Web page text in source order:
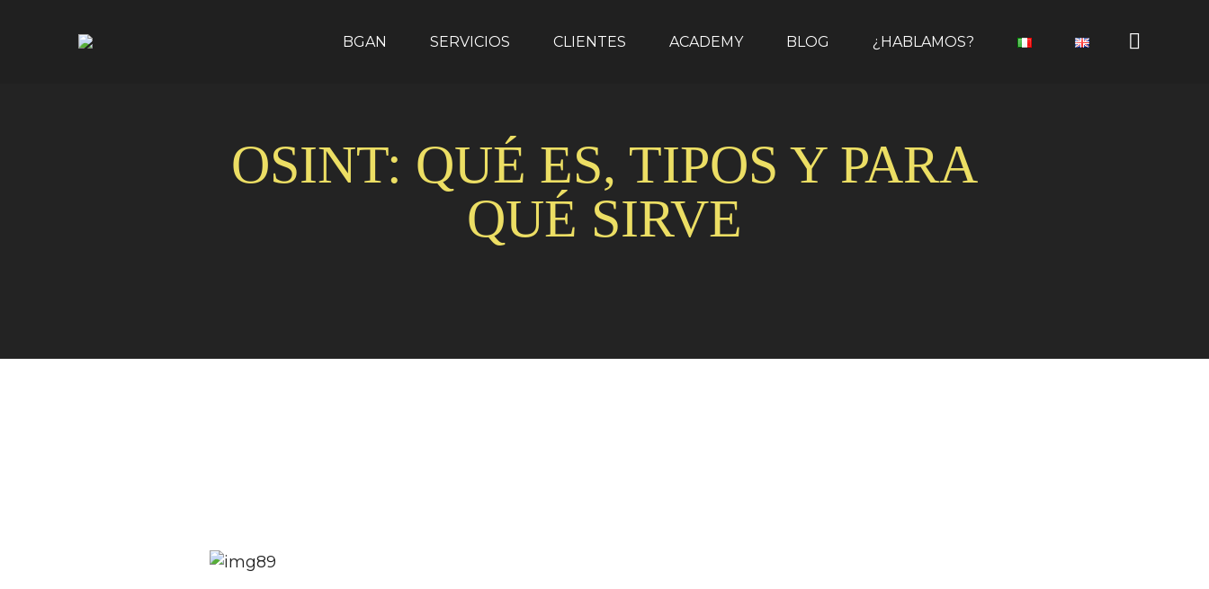
BGAN SERVICIOS CLIENTES ACADEMY BLOG ¿HABLAMOS?
OSINT: QUÉ ES, TIPOS Y PARA
QUÉ SIRVE